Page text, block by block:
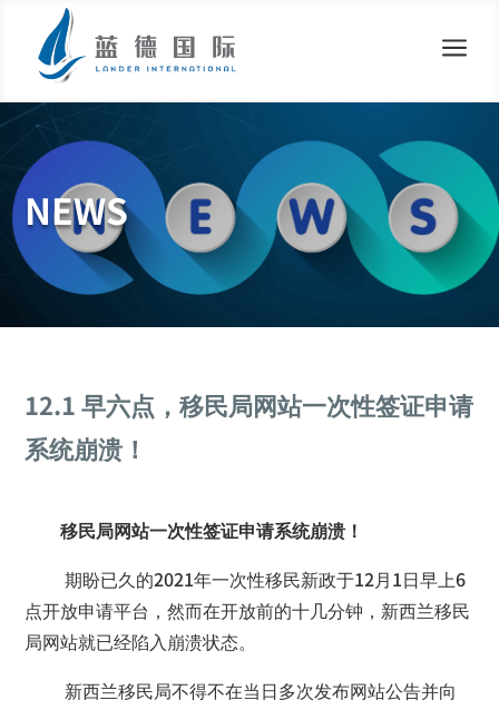
a
NEWS
12.1 早六点，移民局网站一次性签证申请
系统崩溃！
移民局网站一次性签证申请系统崩溃！
期盼已久的2021年一次性移民新政于12月1日早上6
点开放申请平台，然而在开放前的十几分钟，新西兰移民
局网站就已经陷入崩溃状态。
新西兰移民局不得不在当日多次发布网站公告并向